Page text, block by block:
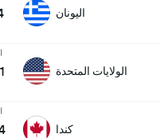
اليونان
الولايات المتحدة 1
كندا